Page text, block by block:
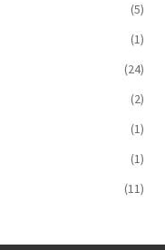
(5)
(1)
(24)
(2)
(1)
(1)
(11)